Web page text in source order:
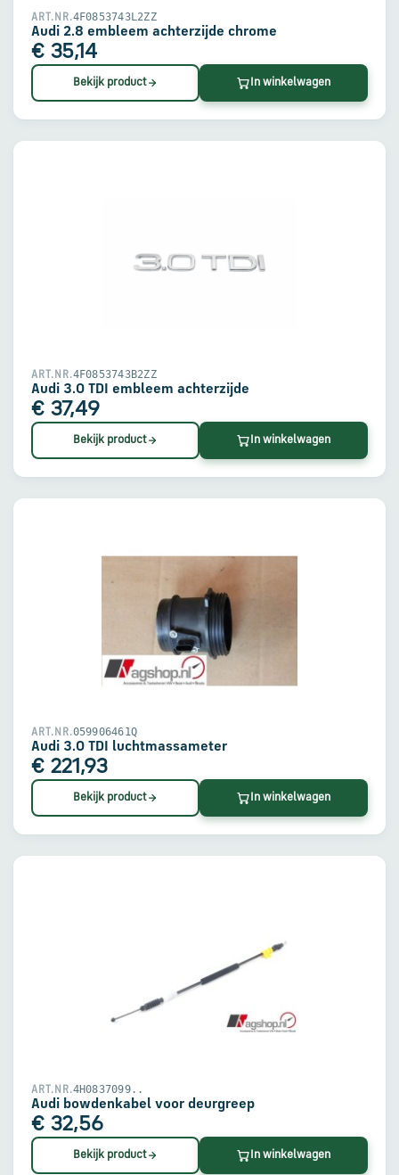
ART.NR.4F0853743L2ZZ
Audi 2.8 embleem achterzijde chrome
€ 35,14
Bekijk product In winkelwagen
ART.NR.4F0853743B2ZZ
Audi 3.0 TDI embleem achterzijde
€ 37,49
Bekijk product In winkelwagen
ART.NR.059906461Q
Audi 3.0 TDI luchtmassameter
€ 221,93
Bekijk product In winkelwagen
ART.NR.4H0837099..
Audi bowdenkabel voor deurgreep
€ 32,56
Bekijk product In winkelwagen